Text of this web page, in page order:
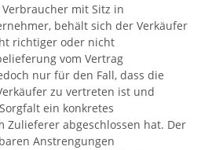
mit Sitz in
behält sich der Verkäufer
richtiger oder nicht
vom Vertrag
nur für den Fall, dass die
zu vertreten ist und
ein konkretes
Zulieferer abgeschlossen hat. Der
Anstrengungen